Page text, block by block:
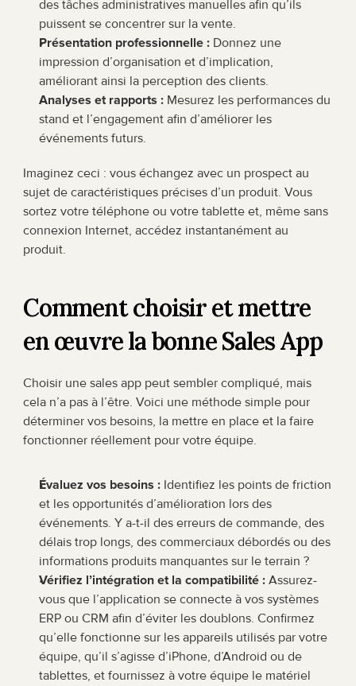
des tâches administratives manuelles afin qu’ils
puissent se concentrer sur la vente.
Présentation professionnelle : Donnez une
impression d’organisation et d’implication,
améliorant ainsi la perception des clients.
Analyses et rapports : Mesurez les performances du
stand et l’engagement afin d’améliorer les
événements futurs.
Imaginez ceci : vous échangez avec un prospect au
sujet de caractéristiques précises d’un produit. Vous
sortez votre téléphone ou votre tablette et, même sans
connexion Internet, accédez instantanément au
produit.
Comment choisir et mettre
en œuvre la bonne Sales App
Choisir une sales app peut sembler compliqué, mais
cela n’a pas à l’être. Voici une méthode simple pour
déterminer vos besoins, la mettre en place et la faire
fonctionner réellement pour votre équipe.
Évaluez vos besoins : Identifiez les points de friction
et les opportunités d’amélioration lors des
événements. Y a-t-il des erreurs de commande, des
délais trop longs, des commerciaux débordés ou des
informations produits manquantes sur le terrain ?
Vérifiez l’intégration et la compatibilité : Assurez-
vous que l’application se connecte à vos systèmes
ERP ou CRM afin d’éviter les doublons. Confirmez
qu’elle fonctionne sur les appareils utilisés par votre
équipe, qu’il s’agisse d’iPhone, d’Android ou de
tablettes, et fournissez à votre équipe le matériel